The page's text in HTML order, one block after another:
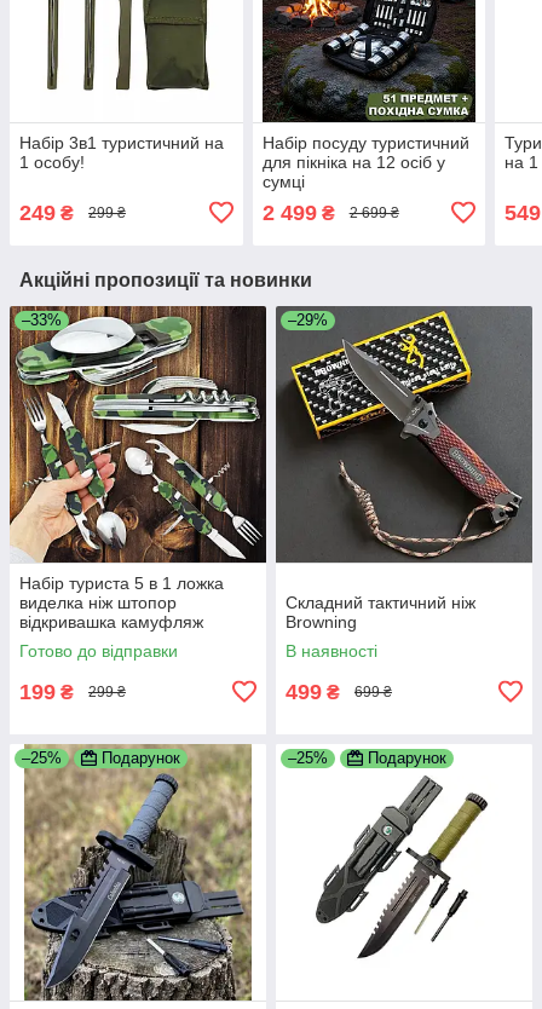
Набір 3в1 туристичний на
1 особу!
249 ₴ 299 ₴
Набір посуду туристичний
для пікніка на 12 осіб у
сумці
2 499₴ 2 699 ₴
на 1
549
Акційні пропозиції та новинки
–33%
Набір туриста 5 в 1 ложка
виделка ніж штопор
відкривашка камуфляж
Готово до відправки
199 ₴ 299 ₴
–29%
Складний тактичний ніж
Browning
В наявності
499 ₴ 699 ₴
–25% Подарунок –25% Подарунок